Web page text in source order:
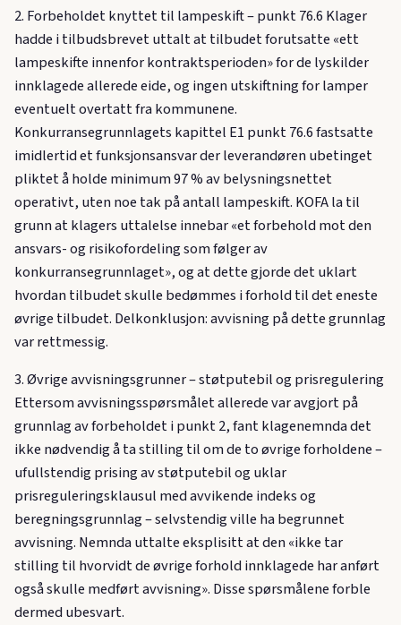
2. Forbeholdet knyttet til lampeskift – punkt 76.6 Klager
hadde i tilbudsbrevet uttalt at tilbudet forutsatte «ett
lampeskifte innenfor kontraktsperioden» for de lyskilder
innklagede allerede eide, og ingen utskiftning for lamper
eventuelt overtatt fra kommunene.
Konkurransegrunnlagets kapittel E1 punkt 76.6 fastsatte
imidlertid et funksjonsansvar der leverandøren ubetinget
pliktet å holde minimum 97 % av belysningsnettet
operativt, uten noe tak på antall lampeskift. KOFA la til
grunn at klagers uttalelse innebar «et forbehold mot den
ansvars- og risikofordeling som følger av
konkurransegrunnlaget», og at dette gjorde det uklart
hvordan tilbudet skulle bedømmes i forhold til det eneste
øvrige tilbudet. Delkonklusjon: avvisning på dette grunnlag
var rettmessig.
3. Øvrige avvisningsgrunner – støtputebil og prisregulering
Ettersom avvisningsspørsmålet allerede var avgjort på
grunnlag av forbeholdet i punkt 2, fant klagenemnda det
ikke nødvendig å ta stilling til om de to øvrige forholdene –
ufullstendig prising av støtputebil og uklar
prisreguleringsklausul med avvikende indeks og
beregningsgrunnlag – selvstendig ville ha begrunnet
avvisning. Nemnda uttalte eksplisitt at den «ikke tar
stilling til hvorvidt de øvrige forhold innklagede har anført
også skulle medført avvisning». Disse spørsmålene forble
dermed ubesvart.